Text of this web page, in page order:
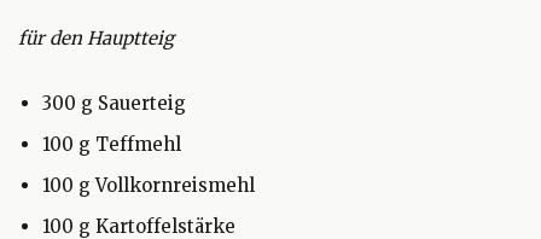
für den Hauptteig
300 g Sauerteig
100 g Teffmehl
100 g Vollkornreismehl
100 g Kartoffelstärke